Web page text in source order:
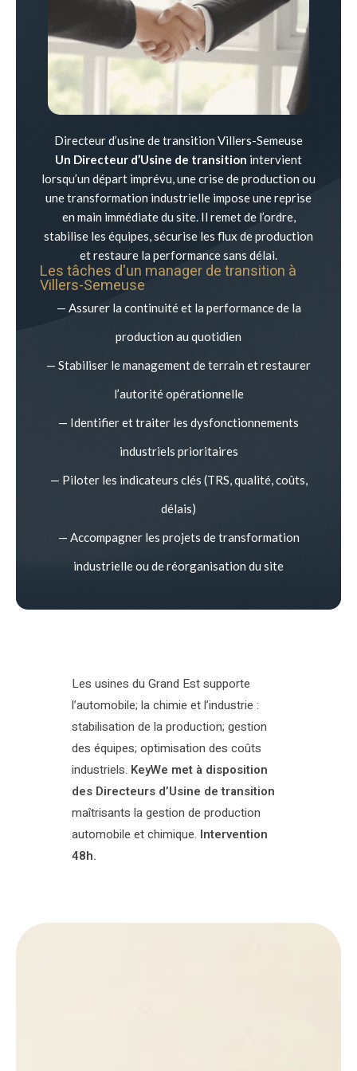
Directeur d’usine de transition Villers-Semeuse
Un Directeur d’Usine de transition intervient
lorsqu’un départ imprévu, une crise de production ou
une transformation industrielle impose une reprise
en main immédiate du site. Il remet de l’ordre,
stabilise les équipes, sécurise les flux de production
et restaure la performance sans délai.
Les tâches d'un manager de transition à
Villers-Semeuse
— Assurer la continuité et la performance de la
production au quotidien
— Stabiliser le management de terrain et restaurer
l’autorité opérationnelle
— Identifier et traiter les dysfonctionnements
industriels prioritaires
— Piloter les indicateurs clés (TRS, qualité, coûts,
délais)
— Accompagner les projets de transformation
industrielle ou de réorganisation du site
Les usines du Grand Est supporte
l’automobile; la chimie et l’industrie :
stabilisation de la production; gestion
des équipes; optimisation des coûts
industriels. KeyWe met à disposition
des Directeurs d’Usine de transition
maîtrisants la gestion de production
automobile et chimique. Intervention
48h.